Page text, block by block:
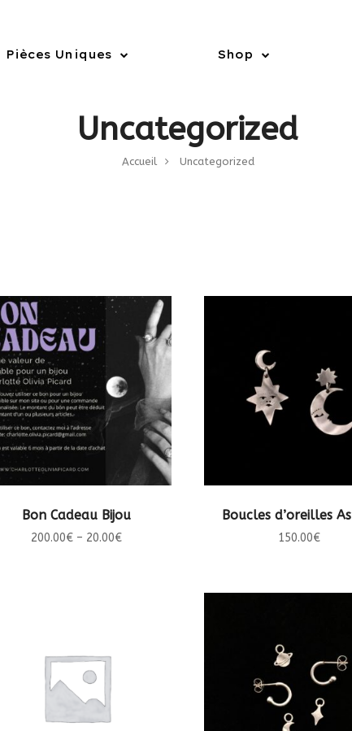
Pièces Uniques Shop
Accueil Uncategorized
Uncategorized
CHOIX DES OPTIONS
Bon Cadeau Bijou
20.00€
–
200.00€
CHOIX DES
Boucles d’oreilles
150.00€